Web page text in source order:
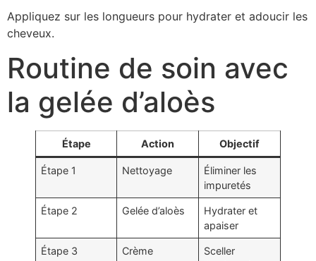
Appliquez sur les longueurs pour hydrater et adoucir les
cheveux.
Routine de soin avec
la gelée d’aloès
Étape Action Objectif
Étape 1 Nettoyage
Éliminer les
impuretés
Étape 2 Gelée d’aloès
Hydrater et
apaiser
Étape 3 Crème
Sceller